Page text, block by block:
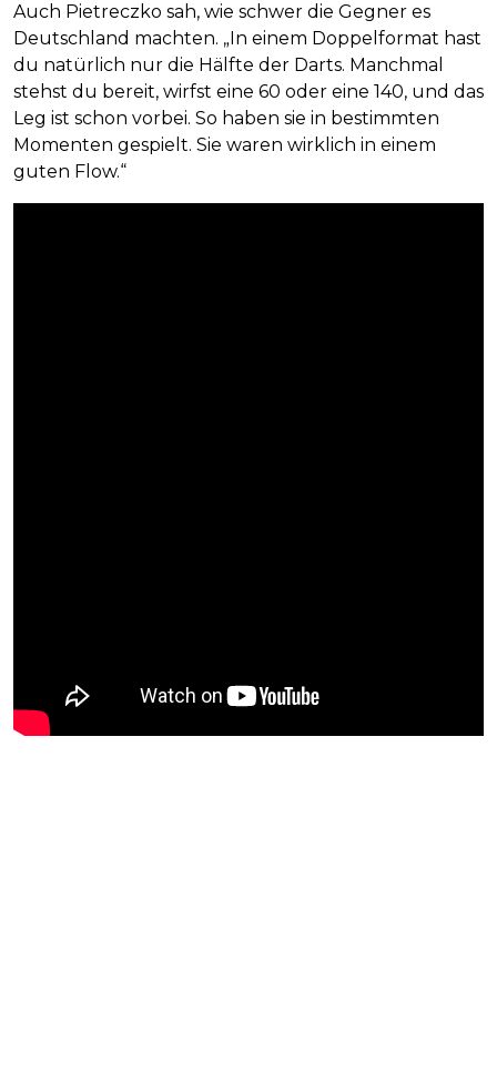
Auch Pietreczko sah, wie schwer die Gegner es
Deutschland machten. „In einem Doppelformat hast
du natürlich nur die Hälfte der Darts. Manchmal
stehst du bereit, wirfst eine 60 oder eine 140, und das
Leg ist schon vorbei. So haben sie in bestimmten
Momenten gespielt. Sie waren wirklich in einem
guten Flow.“